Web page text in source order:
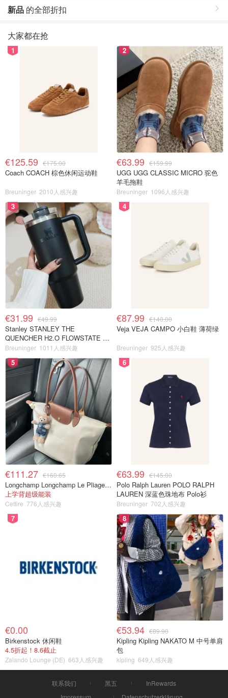
新品 的全部折扣
大家都在抢
1
€125.59 €175.00
Coach COACH 棕色休闲运动鞋
Breuninger 2010人感兴趣
2
€63.99 €159.99
UGG UGG CLASSIC MICRO 驼色
羊毛拖鞋
Breuninger 1096人感兴趣
3
€31.99 €49.99
Stanley STANLEY THE
QUENCHER H2.O FLOWSTATE 保
温杯 1.18L 黑色
Breuninger 1011人感兴趣
4
€87.99 €140.00
Veja VEJA CAMPO 小白鞋 薄荷绿
Breuninger 925人感兴趣
5
€111.27 €160.65
Longchamp Longchamp Le Pliage 大号手提包
上学背超级能装
Cettire 776人感兴趣
6
€63.99 €145.00
Polo Ralph Lauren POLO RALPH
LAUREN 深蓝色珠地布 Polo衫
Breuninger 702人感兴趣
7
€0.00
Birkenstock 休闲鞋
4.5折起！8.6截止
Zalando Lounge (DE) 663人感兴趣
8
€53.94 €89.90
Kipling Kipling NAKATO M 中号单肩
包
kipling 649人感兴趣
联系我们 黑五
InRewards